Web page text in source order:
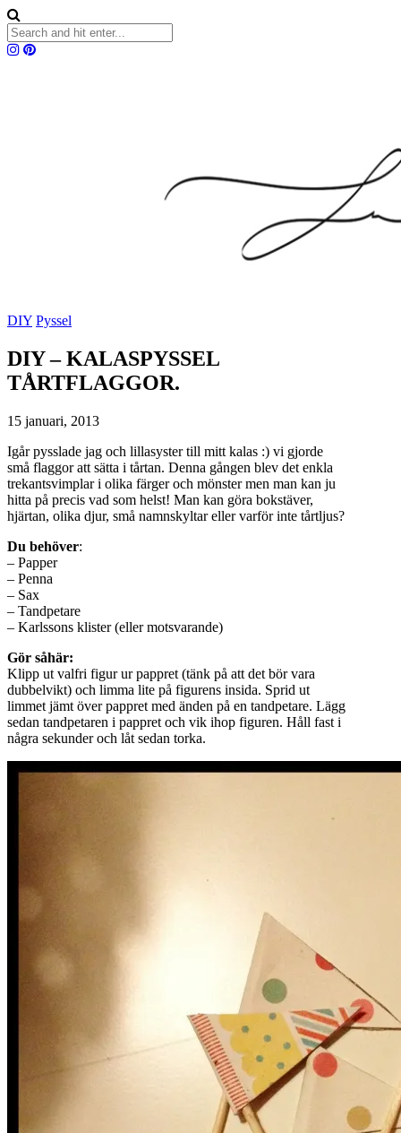
DIY Pyssel
DIY – KALASPYSSEL
TÅRTFLAGGOR.
15 januari, 2013
Igår pysslade jag och lillasyster till mitt kalas :) vi gjorde
små flaggor att sätta i tårtan. Denna gången blev det enkla
trekantsvimplar i olika färger och mönster men man kan ju
hitta på precis vad som helst! Man kan göra bokstäver,
hjärtan, olika djur, små namnskyltar eller varför inte tårtljus?
Du behöver:
– Papper
– Penna
– Sax
– Tandpetare
– Karlssons klister (eller motsvarande)
Gör såhär:
Klipp ut valfri figur ur pappret (tänk på att det bör vara
dubbelvikt) och limma lite på figurens insida. Sprid ut
limmet jämt över pappret med änden på en tandpetare. Lägg
sedan tandpetaren i pappret och vik ihop figuren. Håll fast i
några sekunder och låt sedan torka.